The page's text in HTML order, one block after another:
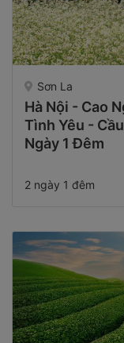
Sơn La
Hà Nội - Cao
Tình Yêu -
Ngày 1 Đêm
2 ngày 1 đêm